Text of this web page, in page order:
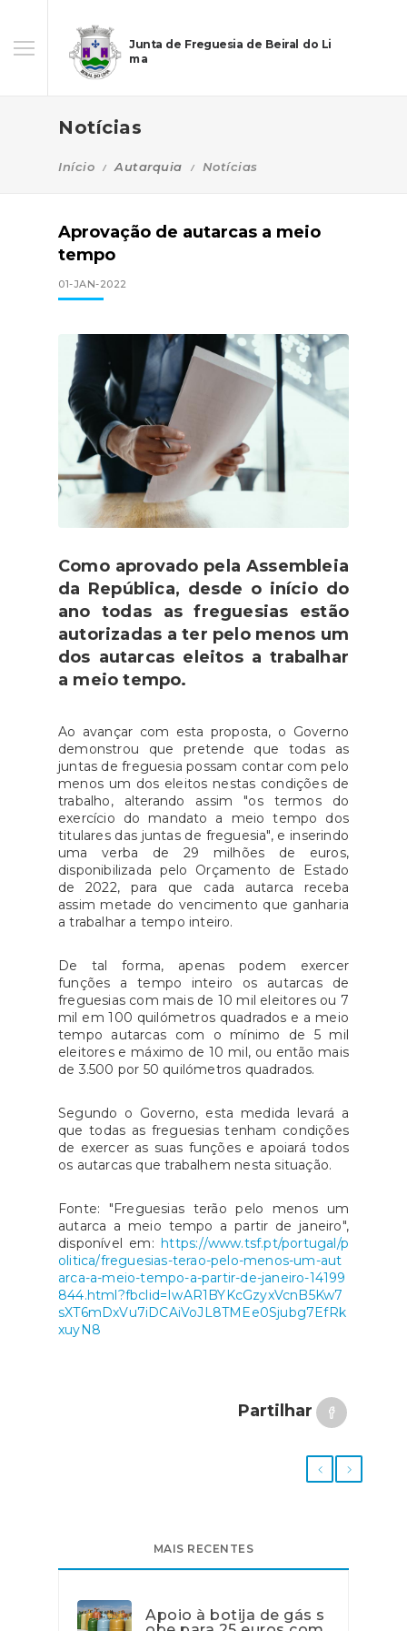
Junta de Freguesia de Beiral do Li
ma
Notícias
Início Autarquia Notícias
Aprovação de autarcas a meio
tempo
01-JAN-2022
Como aprovado pela Assembleia
da República, desde o início do
ano todas as freguesias estão
autorizadas a ter pelo menos um
dos autarcas eleitos a trabalhar
a meio tempo.
Ao avançar com esta proposta, o Governo
demonstrou que pretende que todas as
juntas de freguesia possam contar com pelo
menos um dos eleitos nestas condições de
trabalho, alterando assim "os termos do
exercício do mandato a meio tempo dos
titulares das juntas de freguesia", e inserindo
uma verba de 29 milhões de euros,
disponibilizada pelo Orçamento de Estado
de 2022, para que cada autarca receba
assim metade do vencimento que ganharia
a trabalhar a tempo inteiro.
De tal forma, apenas podem exercer
funções a tempo inteiro os autarcas de
freguesias com mais de 10 mil eleitores ou 7
mil em 100 quilómetros quadrados e a meio
tempo autarcas com o mínimo de 5 mil
eleitores e máximo de 10 mil, ou então mais
de 3.500 por 50 quilómetros quadrados.
Segundo o Governo, esta medida levará a
que todas as freguesias tenham condições
de exercer as suas funções e apoiará todos
os autarcas que trabalhem nesta situação.
Fonte: "Freguesias terão pelo menos um
autarca a meio tempo a partir de janeiro",
disponível em: https://www.tsf.pt/portugal/p
olitica/freguesias-terao-pelo-menos-um-aut
arca-a-meio-tempo-a-partir-de-janeiro-14199
844.html?fbclid=IwAR1BYKcGzyxVcnB5Kw7
sXT6mDxVu7iDCAiVoJL8TMEe0Sjubg7EfRk
xuyN8
Partilhar
MAIS RECENTES
Apoio à botija de gás s